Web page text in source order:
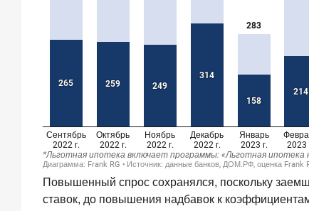
благосостояния
увеличивается
к
диверсификации
7
июля
2026
года
Повышенный спрос сохранялся, поскольку
ставок, до повышения надбавок к